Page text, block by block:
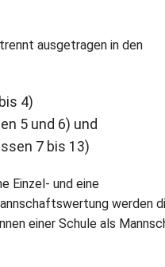
ausgetragen in den
4)
5 und 6) und
7 bis 13)
Einzel- und eine
werden
einer Schule als